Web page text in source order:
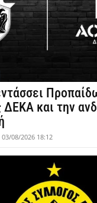
και την
03/08/2026 18:12